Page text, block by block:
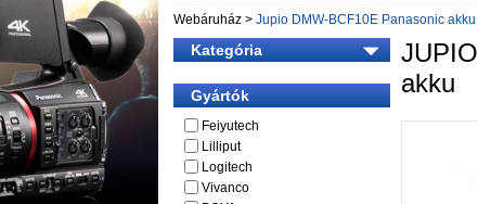
Webáruház > Jupio DMW-BCF10E Panasonic akku
Kategória
Gyártók
Feiyutech
Lilliput
Logitech
Vivanco
JUPIO
akku